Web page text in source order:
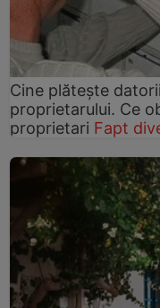
Cine plătește
proprietarului. Ce
proprietari Fapt